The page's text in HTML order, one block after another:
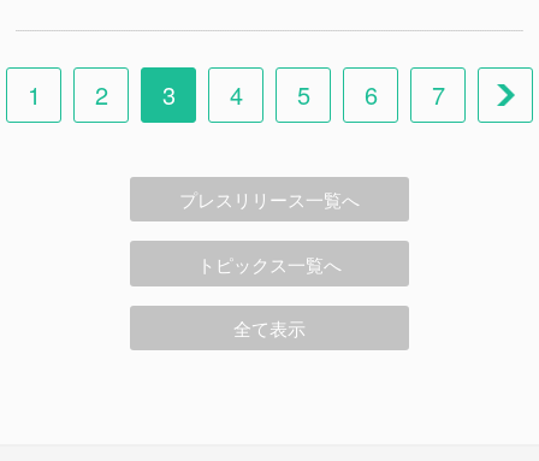
1 2 3 4 5 6 7
プレスリリース一覧へ
トピックス一覧へ
全て表示